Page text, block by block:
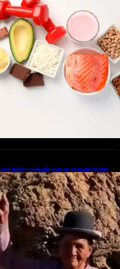
haber peleado con un extraterrestre